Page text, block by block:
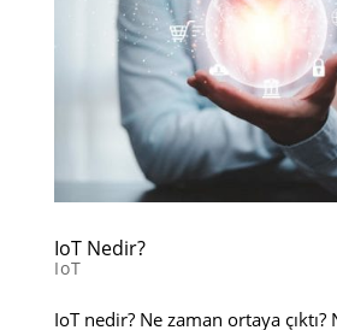
IoT Nedir?
IoT
IoT nedir? Ne zaman ortaya